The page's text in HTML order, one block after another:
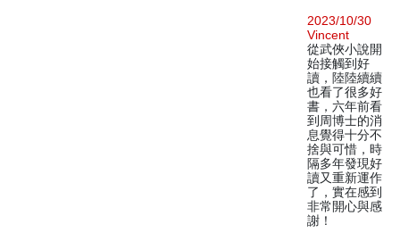
2023/10/30
Vincent
從武俠小說開
始接觸到好
讀，陸陸續續
也看了很多好
書，六年前看
到周博士的消
息覺得十分不
捨與可惜，時
隔多年發現好
讀又重新運作
了，實在感到
非常開心與感
謝！